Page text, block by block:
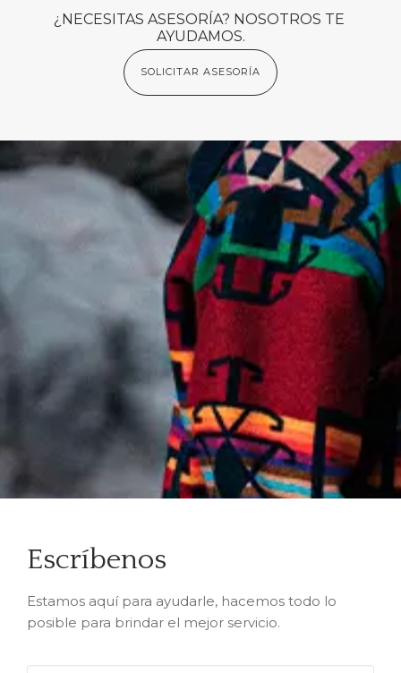
¿NECESITAS ASESORÍA? NOSOTROS TE
AYUDAMOS.
SOLICITAR ASESORÍA
Escríbenos
Estamos aquí para ayudarle, hacemos todo lo
posible para brindar el mejor servicio.